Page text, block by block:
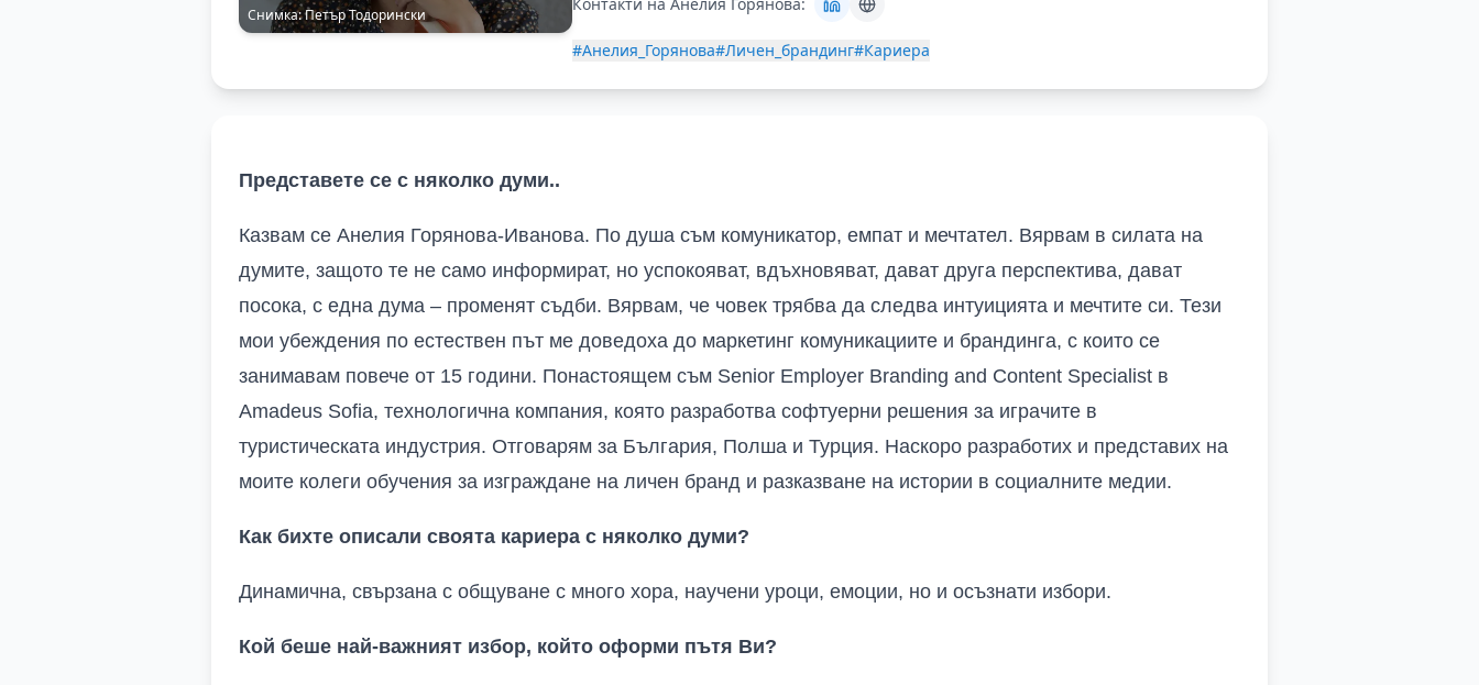
Снимка:Петър Тодорински
#Анелия_Горянова#Личен_брандинг#Кариера
Представете се с няколко думи..
Казвам се Анелия Горянова-Иванова. По душа съм комуникатор, емпат и мечтател. Вярвам в силата на
думите, защото те не само информират, но успокояват, вдъхновяват, дават друга перспектива, дават
посока, с една дума – променят съдби. Вярвам, че човек трябва да следва интуицията и мечтите си. Тези
мои убеждения по естествен път ме доведоха до маркетинг комуникациите и брандинга, с които се
занимавам повече от 15 години. Понастоящем съм Senior Employer Branding and Content Specialist в
Amadeus Sofia, технологична компания, която разработва софтуерни решения за играчите в
туристическата индустрия. Отговарям за България, Полша и Турция. Наскоро разработих и представих на
моите колеги обучения за изграждане на личен бранд и разказване на истории в социалните медии.
Как бихте описали своята кариера с няколко думи?
Динамична, свързана с общуване с много хора, научени уроци, емоции, но и осъзнати избори.
Кой беше най-важният избор, който оформи пътя Ви?